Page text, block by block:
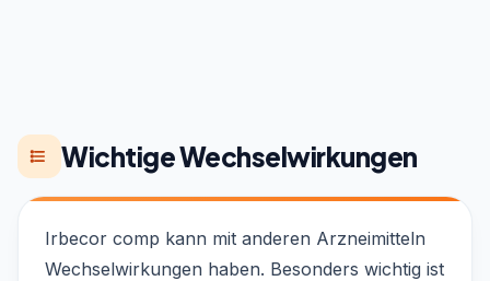
Wichtige Wechselwirkungen
Irbecor comp kann mit anderen Arzneimitteln
Wechselwirkungen haben. Besonders wichtig ist